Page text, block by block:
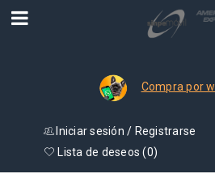
Compra por
Iniciar sesión / Registrarse
Lista de deseos (0)